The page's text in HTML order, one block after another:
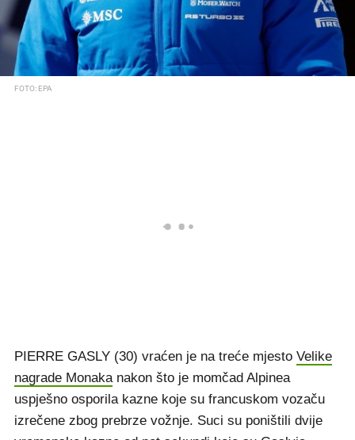
FOTO: EPA
PIERRE GASLY (30) vraćen je na treće mjesto Velike
nagrade Monakanakon što je momčad Alpinea
uspješno osporila kazne koje su francuskom vozaču
izrečene zbog prebrze vožnje. Suci su poništili dvije